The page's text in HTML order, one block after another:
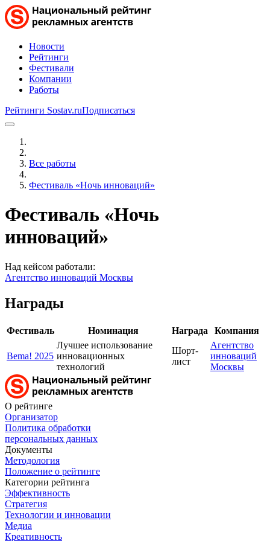
Новости
Рейтинги
Фестивали
Компании
Работы
Рейтинги Sostav.ruПодписаться
Все работы
Фестиваль «Ночь инноваций»
Фестиваль «Ночь
инноваций»
Над кейсом работали:
Агентство инноваций Москвы
Награды
Фестиваль Номинация Награда Компания
Bema! 2025
Лучшее использование
инновационных
технологий
Шорт-
лист
Агентство
инноваций
Москвы
О рейтинге
Организатор
Политика обработки
персональных данных
Документы
Методология
Положение о рейтинге
Категории рейтинга
Эффективность
Стратегия
Технологии и инновации
Медиа
Креативность